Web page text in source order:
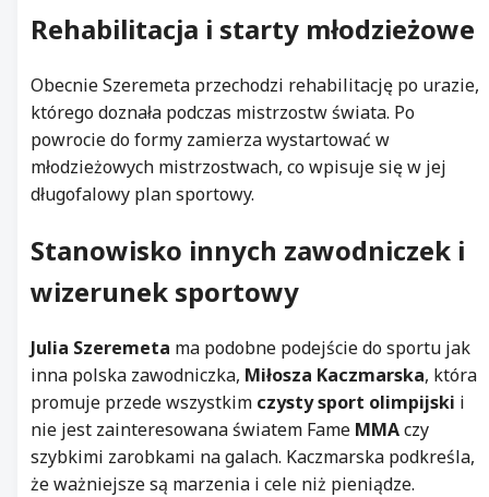
Rehabilitacja i starty młodzieżowe
Obecnie Szeremeta przechodzi rehabilitację po urazie,
którego doznała podczas mistrzostw świata. Po
powrocie do formy zamierza wystartować w
młodzieżowych mistrzostwach, co wpisuje się w jej
długofalowy plan sportowy.
Stanowisko innych zawodniczek i
wizerunek sportowy
Julia Szeremeta ma podobne podejście do sportu jak
inna polska zawodniczka, Miłosza Kaczmarska, która
promuje przede wszystkim czysty sport olimpijski i
nie jest zainteresowana światem Fame MMAczy
szybkimi zarobkami na galach. Kaczmarska podkreśla,
że ważniejsze są marzenia i cele niż pieniądze.